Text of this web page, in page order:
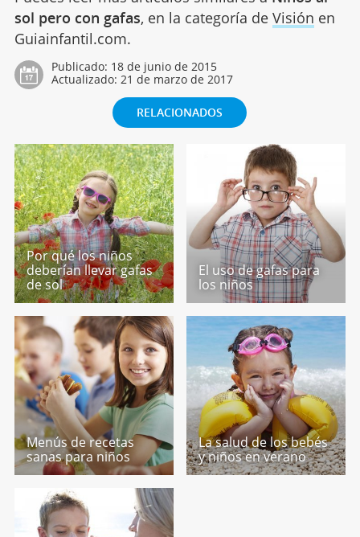
sol pero con gafas, en la categoría de Visión en
Guiainfantil.com.
Publicado: 18 de junio de 2015
Actualizado: 21 de marzo de 2017
RELACIONADOS
Por qué los niños
deberían llevar gafas
de sol
El uso de gafas para
los niños
Menús de recetas
sanas para niños
La salud de los bebés
y niños en verano